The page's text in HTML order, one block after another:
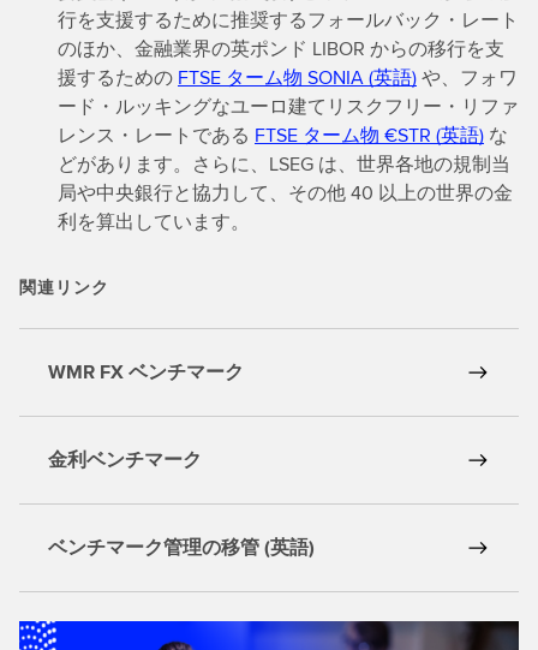
行を支援するために推奨するフォールバック・レート
のほか、金融業界の英ポンド LIBOR からの移行を支
援するための FTSE ターム物 SONIA (英語)や、フォワ
ード・ルッキングなユーロ建てリスクフリー・リファ
レンス・レートである FTSE ターム物 €STR (英語) な
どがあります。さらに、LSEG は、世界各地の規制当
局や中央銀行と協力して、その他 40 以上の世界の金
利を算出しています。
関連リンク
WMR FX ベンチマーク
金利ベンチマーク
ベンチマーク管理の移管 (英語)